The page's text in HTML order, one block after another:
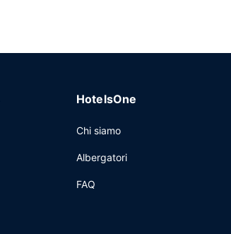
HotelsOne
Chi siamo
Albergatori
FAQ